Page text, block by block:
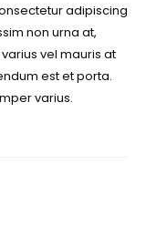
adipiscing
non urna at,
vel mauris at
est et porta.
varius.